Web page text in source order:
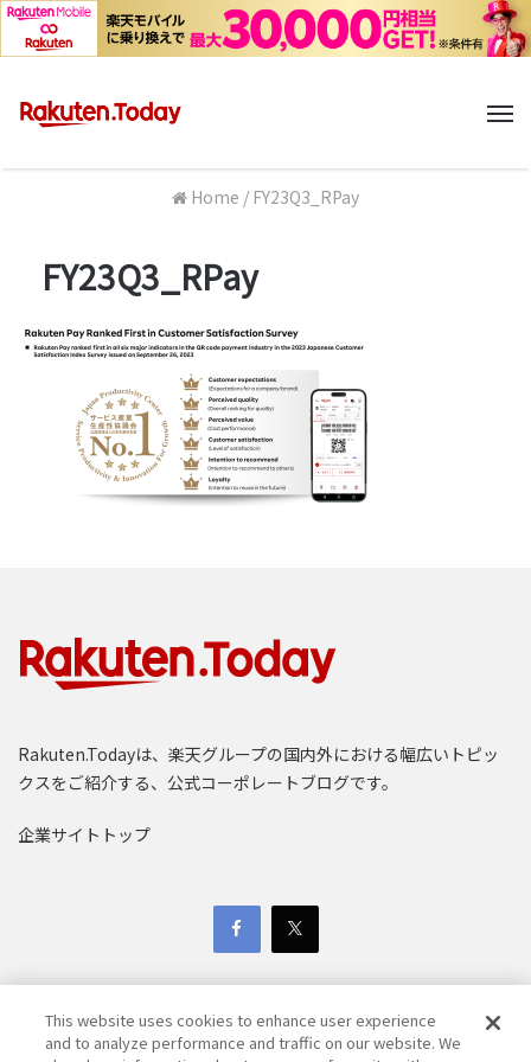
Home / FY23Q3_RPay
FY23Q3_RPay
Rakuten.Todayは、楽天グループの国内外における幅広いトピッ
クスをご紹介する、公式コーポレートブログです。
企業サイトトップ
This website uses cookies to enhance user experience
and to analyze performance and traffic on our website. We